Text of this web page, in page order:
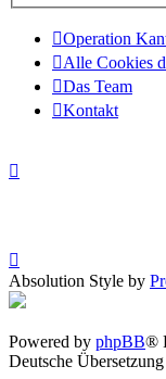
Operation
Alle Cookies
Das Team
Kontakt
Absolution Style by
Powered by phpBB®
Deutsche